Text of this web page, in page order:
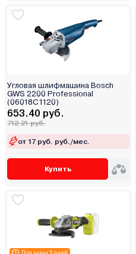
Угловая шлифмашина Bosch
GWS 2200 Professional
(06018C1120)
653.40 руб.
712.21 руб.
от 17 руб. руб./мес.
Купить
Под заказ 5 дней